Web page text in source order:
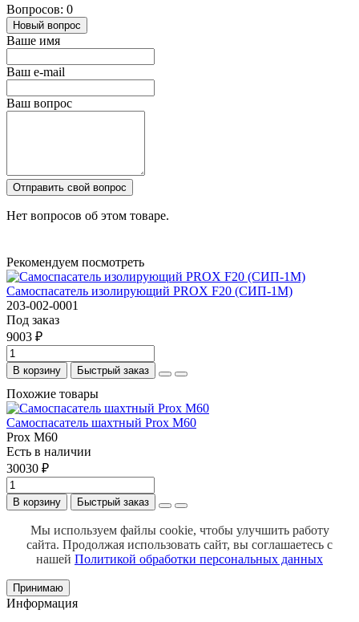
Вопросов: 0
Новый вопрос
Ваше имя
Ваш e-mail
Ваш вопрос
Отправить свой вопрос
Нет вопросов об этом товаре.
Рекомендуем посмотреть
Самоспасатель изолирующий PROX F20 (СИП-1М)
203-002-0001
Под заказ
9003 ₽
В корзину Быстрый заказ
Похожие товары
Самоспасатель шахтный Prox M60
Prox M60
Есть в наличии
30030 ₽
В корзину Быстрый заказ
Мы используем файлы cookie, чтобы улучшить работу
сайта. Продолжая использовать сайт, вы соглашаетесь с
нашей Политикой обработки персональных данных
Принимаю
Информация